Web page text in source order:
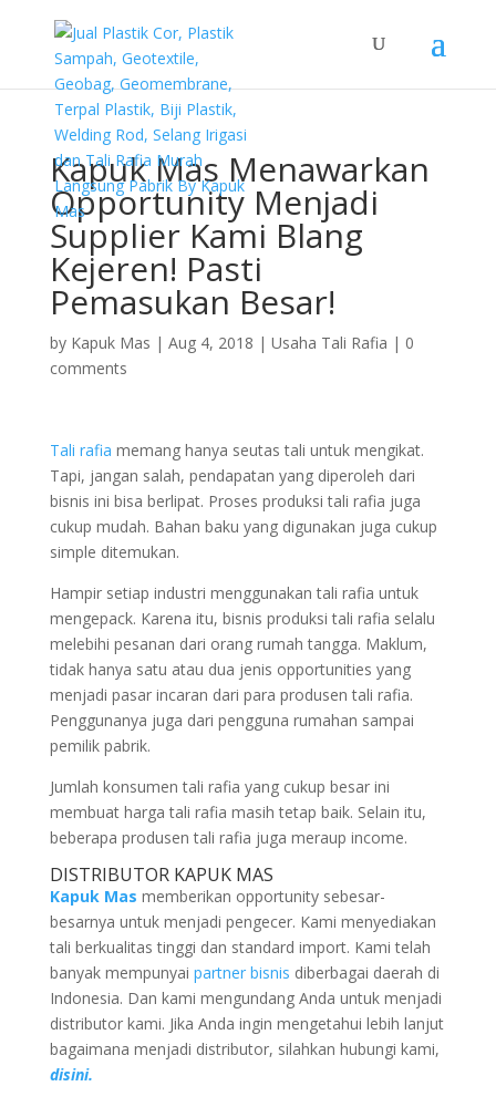
Kapuk Mas Menawarkan
Opportunity Menjadi
Supplier Kami Blang
Kejeren! Pasti
Pemasukan Besar!
by Kapuk Mas | Aug 4, 2018 | Usaha Tali Rafia | 0
comments
Tali rafia memang hanya seutas tali untuk mengikat.
Tapi, jangan salah, pendapatan yang diperoleh dari
bisnis ini bisa berlipat. Proses produksi tali rafia juga
cukup mudah. Bahan baku yang digunakan juga cukup
simple ditemukan.
Hampir setiap industri menggunakan tali rafia untuk
mengepack. Karena itu, bisnis produksi tali rafia selalu
melebihi pesanan dari orang rumah tangga. Maklum,
tidak hanya satu atau dua jenis opportunities yang
menjadi pasar incaran dari para produsen tali rafia.
Penggunanya juga dari pengguna rumahan sampai
pemilik pabrik.
Jumlah konsumen tali rafia yang cukup besar ini
membuat harga tali rafia masih tetap baik. Selain itu,
beberapa produsen tali rafia juga meraup income.
DISTRIBUTOR KAPUK MAS
Kapuk Mas memberikan opportunity sebesar-
besarnya untuk menjadi pengecer. Kami menyediakan
tali berkualitas tinggi dan standard import. Kami telah
banyak mempunyai partner bisnis diberbagai daerah di
Indonesia. Dan kami mengundang Anda untuk menjadi
distributor kami. Jika Anda ingin mengetahui lebih lanjut
bagaimana menjadi distributor, silahkan hubungi kami,
disini.